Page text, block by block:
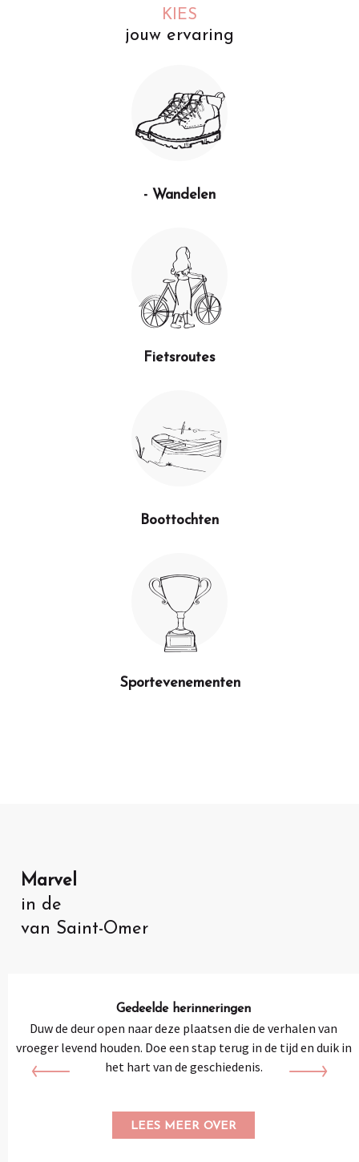
KIES
jouw ervaring
- Wandelen
Fietsroutes
Boottochten
Sportevenementen
Marvel
in de
van Saint-Omer
Gedeelde herinneringen
Duw de deur open naar deze plaatsen die de verhalen van
vroeger levend houden. Doe een stap terug in de tijd en duik in
het hart van de geschiedenis.
LEES MEER OVER